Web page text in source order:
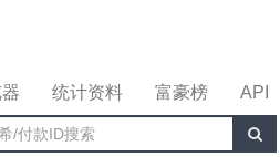
统计资料 富豪榜 API